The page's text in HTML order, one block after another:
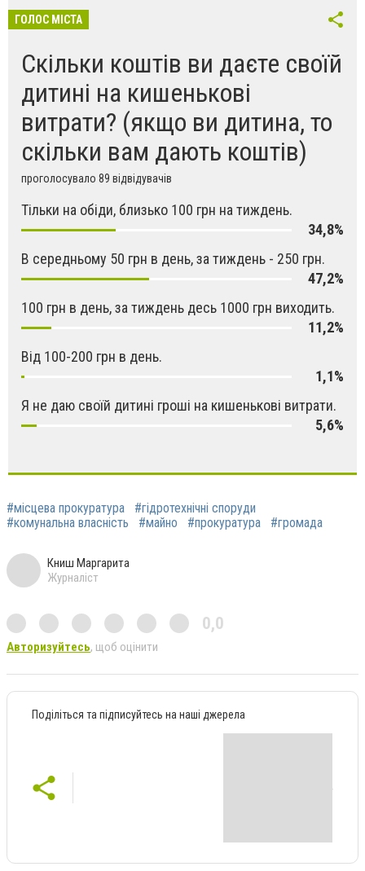
ГОЛОС МІСТА
Скільки коштів ви даєте своїй
дитині на кишенькові
витрати? (якщо ви дитина, то
скільки вам дають коштів)
проголосувало 89 відвідувачів
Тільки на обіди, близько 100 грн на тиждень.
34,8%
В середньому 50 грн в день, за тиждень - 250 грн.
47,2%
100 грн в день, за тиждень десь 1000 грн виходить.
11,2%
Від 100-200 грн в день.
1,1%
Я не даю своїй дитині гроші на кишенькові витрати.
5,6%
#місцева прокуратура
#гідротехнічні споруди
#комунальна власність
#майно #прокуратура #громада
Книш Маргарита
Журналіст
0,0
Авторизуйтесь, щоб оцінити
Поділіться та підписуйтесь на наші джерела